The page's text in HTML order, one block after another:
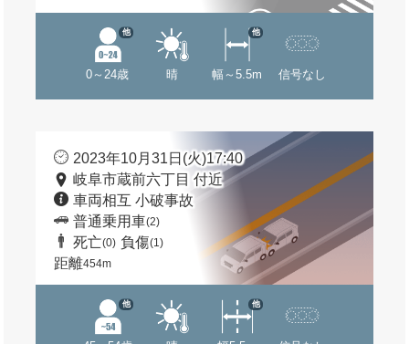
0～24歳
他
晴 幅～5.5m
他
信号なし
2023年10月31日(火)17:40
岐阜市蔵前六丁目 付近
車両相互 小破事故
普通乗用車(2)
死亡(0) 負傷(1)
距離454m
他 他